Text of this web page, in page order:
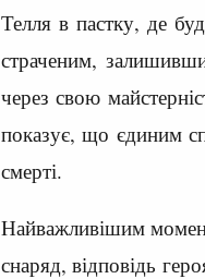
Телля в пастку, де
страченим,
через свою
показує, що єдиним
смерті.
Найважливішим
снаряд, відповідь